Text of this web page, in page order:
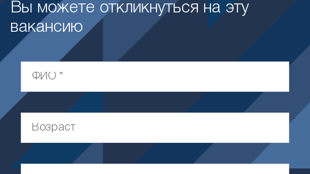
Вы можете откликнуться на эту
вакансию